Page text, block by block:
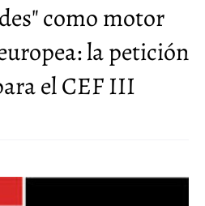
como motor
la petición
el CEF III